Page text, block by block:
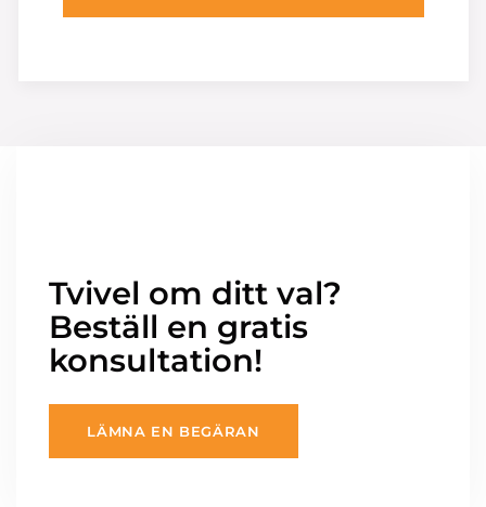
Tvivel om ditt val?
Beställ en gratis
konsultation!
LÄMNA EN BEGÄRAN